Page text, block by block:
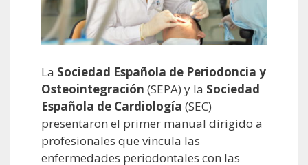
La Sociedad Española de Periodoncia y
Osteointegración (SEPA) y la Sociedad
Española de Cardiología (SEC)
presentaron el primer manual dirigido a
profesionales que vincula las
enfermedades periodontales con las